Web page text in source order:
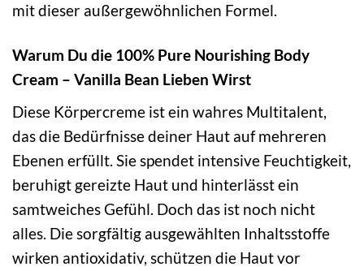
mit dieser außergewöhnlichen Formel.
Warum Du die 100% Pure Nourishing Body
Cream – Vanilla Bean Lieben Wirst
Diese Körpercreme ist ein wahres Multitalent,
das die Bedürfnisse deiner Haut auf mehreren
Ebenen erfüllt. Sie spendet intensive Feuchtigkeit,
beruhigt gereizte Haut und hinterlässt ein
samtweiches Gefühl. Doch das ist noch nicht
alles. Die sorgfältig ausgewählten Inhaltsstoffe
wirken antioxidativ, schützen die Haut vor